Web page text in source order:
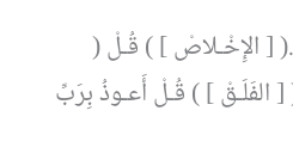
) قُـلْ هُـوَ اللهُ أَحَـدٌ …..( [ الإِخْـلاصْ ] ) قُـلْ
الفَلَـقْ ] ) قُـلْ أَعـوذُ بِرَبِّ